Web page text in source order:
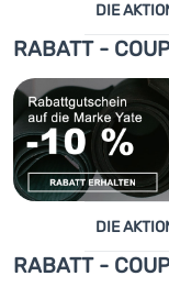
DIE
RABATT -
DIE
RABATT -